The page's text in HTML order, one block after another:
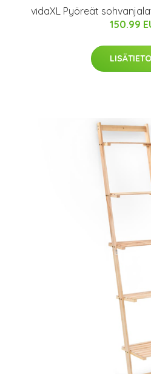
vidaXL Pyöreät
150.99